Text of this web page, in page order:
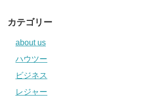
カテゴリー
about us
ハウツー
ビジネス
レジャー